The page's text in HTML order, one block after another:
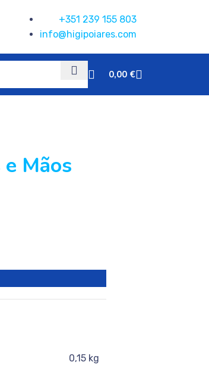
+351 239 155 803
info@higipoiares.com
0,00 €
Mãos
0,15 kg